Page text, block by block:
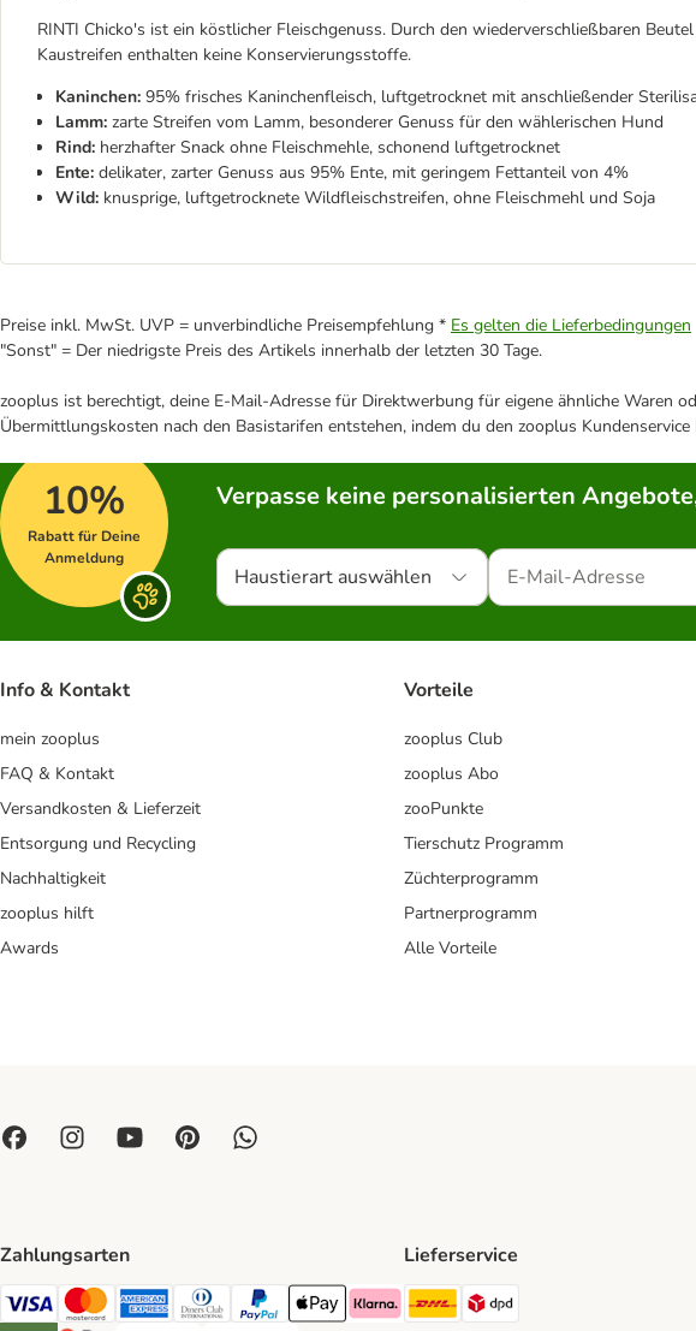
RINTI Chicko's ist ein köstlicher Fleischgenuss. Durch den wiederverschließbaren
Kaustreifen enthalten keine Konservierungsstoffe.
Kaninchen: 95% frisches Kaninchenfleisch, luftgetrocknet mit anschließender
Lamm: zarte Streifen vom Lamm, besonderer Genuss für den wählerischen Hund
Rind: herzhafter Snack ohne Fleischmehle, schonend luftgetrocknet
Ente: delikater, zarter Genuss aus 95% Ente, mit geringem Fettanteil von 4%
Wild: knusprige, luftgetrocknete Wildfleischstreifen, ohne Fleischmehl und Soja
Preise inkl. MwSt. UVP = unverbindliche Preisempfehlung * Es gelten die Lieferbedingungen
"Sonst" = Der niedrigste Preis des Artikels innerhalb der letzten 30 Tage.
zooplus ist berechtigt, deine E-Mail-Adresse für Direktwerbung für eigene ähnliche Waren
Übermittlungskosten nach den Basistarifen entstehen, indem du den zooplus
10%
Rabatt für Deine
Anmeldung
Verpasse keine personalisierten
Haustierart auswählen
Info & Kontakt
mein zooplus
FAQ & Kontakt
Versandkosten & Lieferzeit
Entsorgung und Recycling
Nachhaltigkeit
zooplus hilft
Awards
Vorteile
zooplus Club
zooplus Abo
zooPunkte
Tierschutz Programm
Züchterprogramm
Partnerprogramm
Alle Vorteile
Zahlungsarten
Visa Payment Method
Mastercard Payment Method
American Express Payment Method
Diners Club Payment Method
PayPal Payment Method
Apple Pay Payment Method
Klarna Payment Method
Lieferservice
DHL Shipping Method